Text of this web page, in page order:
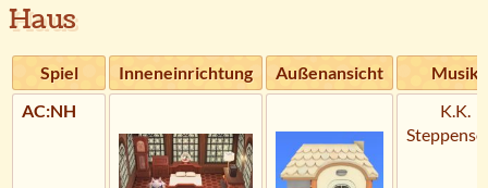
Haus
Spiel Inneneinrichtung Außenansicht
Musik
AC:NH
K.K.